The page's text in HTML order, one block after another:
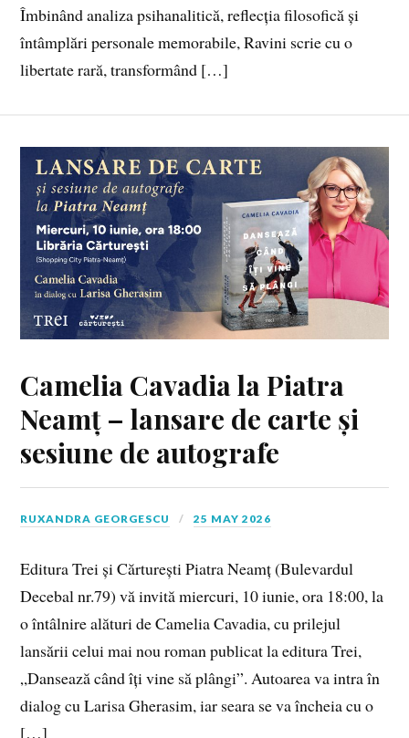
Îmbinând analiza psihanalitică, reflecția filosofică și
întâmplări personale memorabile, Ravini scrie cu o
libertate rară, transformând […]
Camelia Cavadia la Piatra
Neamț – lansare de carte și
sesiune de autografe
RUXANDRA GEORGESCU 25 MAY 2026
Editura Trei și Cărturești Piatra Neamț (Bulevardul
Decebal nr.79) vă invită miercuri, 10 iunie, ora 18:00, la
o întâlnire alături de Camelia Cavadia, cu prilejul
lansării celui mai nou roman publicat la editura Trei,
„Dansează când îți vine să plângi”. Autoarea va intra în
dialog cu Larisa Gherasim, iar seara se va încheia cu o
[…]